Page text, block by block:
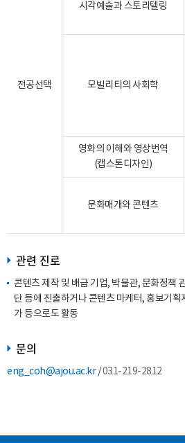
전공선택
시각예술과 스토리텔링
모빌리티의 사회학
영화의 이해와 영상번역
(캡스톤디자인)
문화매개와 콘텐츠
관련 진로
콘텐츠 제작 및 배급 기업, 박물관, 문화정책
단 등에 진출하거나 콘텐츠 마케터, 홍보기
가 등으로도 활동
문의
eng_coh@ajou.ac.kr/031-219-2812